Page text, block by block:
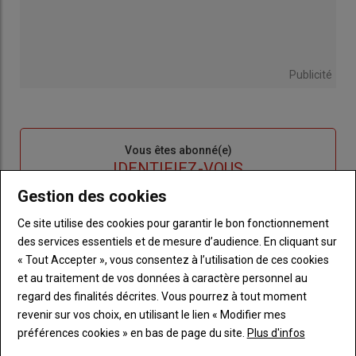
Publicité
Vous êtes abonné(e)
TITRE IDENTIFIEZ-VOUS
de votre abonnement
Lien
"Créer
un
nouveau
compte"
Créer un nouveau compte
Lien
"Réinitialiser
votre
mot
Réinitialiser votre mot de passe
Lien
"Je
Je me connecte
Gestion des cookies
Ce site utilise des cookies pour garantir le bon fonctionnement
des services essentiels et de mesure d’audience. En cliquant sur
« Tout Accepter », vous consentez à l’utilisation de ces cookies
et au traitement de vos données à caractère personnel au
regard des finalités décrites. Vous pourrez à tout moment
revenir sur vos choix, en utilisant le lien « Modifier mes
préférences cookies » en bas de page du site. Plus d'infos